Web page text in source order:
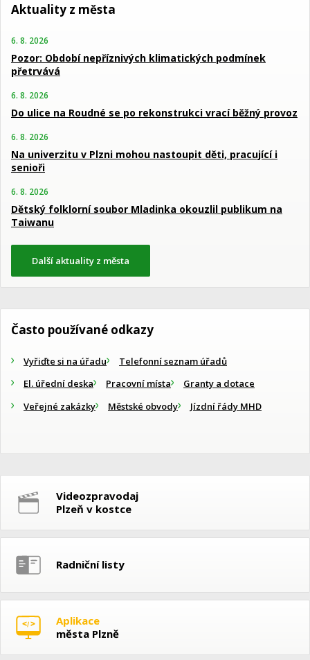
Aktuality z města
6. 8. 2026
Pozor: Období nepříznivých klimatických podmínek
přetrvává
6. 8. 2026
Do ulice na Roudné se po rekonstrukci vrací běžný provoz
6. 8. 2026
Na univerzitu v Plzni mohou nastoupit děti, pracující i
senioři
6. 8. 2026
Dětský folklorní soubor Mladinka okouzlil publikum na
Taiwanu
Další aktuality z města
Často používané odkazy
Vyřiďte si na úřadu
Telefonní seznam úřadů
El. úřední deska
Pracovní místa
Granty a dotace
Veřejné zakázky
Městské obvody Jízdní řády MHD
Videozpravodaj
Plzeň v kostce
Radniční listy
Aplikace
města Plzně